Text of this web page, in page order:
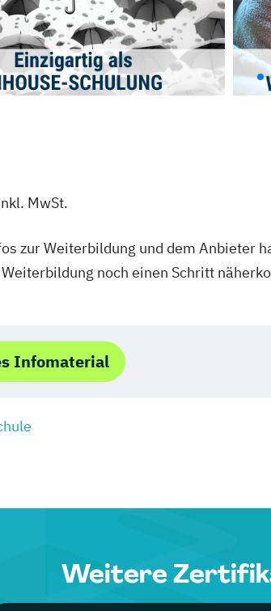
MwSt.
zur Weiterbildung und dem Anbieter
noch einen Schritt
Infomaterial
Weitere